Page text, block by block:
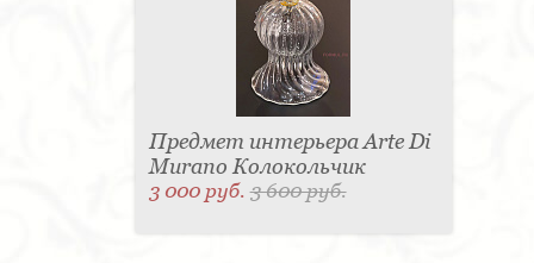
Предмет интерьера Arte Di
Murano Колокольчик
3 000 руб.3 600 руб.